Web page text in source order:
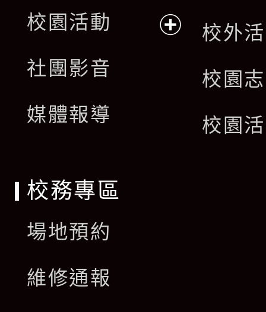
開
校園活動
社團影音
媒體報導
校外
校園
校園
校務專區
場地預約
維修通報